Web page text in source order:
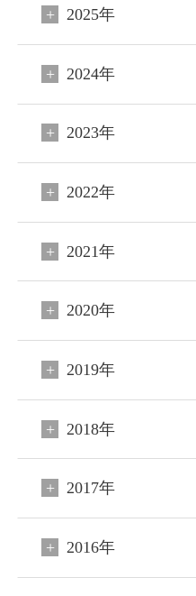
2025年
2024年
2023年
2022年
2021年
2020年
2019年
2018年
2017年
2016年
ご宿泊予約